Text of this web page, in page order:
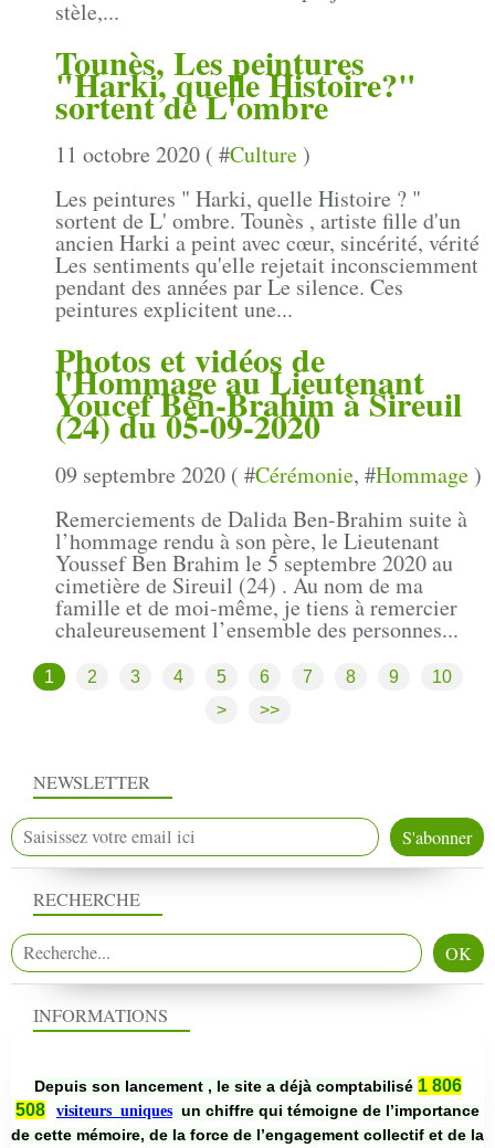
stèle,...
Tounès, Les peintures
"Harki, quelle Histoire?"
sortent de L'ombre
11 octobre 2020 ( #Culture)
Les peintures " Harki, quelle Histoire ? "
sortent de L' ombre. Tounès , artiste fille d'un
ancien Harki a peint avec cœur, sincérité, vérité
Les sentiments qu'elle rejetait inconsciemment
pendant des années par Le silence. Ces
peintures explicitent une...
Photos et vidéos de
l'Hommage au Lieutenant
Youcef Ben-Brahim à Sireuil
(24) du 05-09-2020
09 septembre 2020 ( #Cérémonie, #Hommage)
Remerciements de Dalida Ben-Brahim suite à
l’hommage rendu à son père, le Lieutenant
Youssef Ben Brahim le 5 septembre 2020 au
cimetière de Sireuil (24) . Au nom de ma
famille et de moi-même, je tiens à remercier
chaleureusement l’ensemble des personnes...
1 2 3 4 5 6 7 8 9 10
>
>>
NEWSLETTER
RECHERCHE
INFORMATIONS
Depuis son lancement , le site a déjà comptabilisé 1 806
508
visiteurs uniques un chiffre qui témoigne de l’importance
de cette mémoire, de la force de l’engagement collectif et de la